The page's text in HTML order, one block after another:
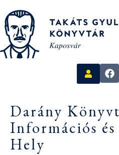
Darány
Információs és
Hely